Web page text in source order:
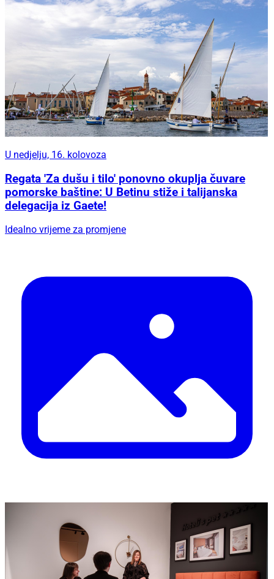
U nedjelju, 16. kolovoza
Regata 'Za dušu i tilo' ponovno okuplja čuvare
pomorske baštine: U Betinu stiže i talijanska
delegacija iz Gaete!
Idealno vrijeme za promjene